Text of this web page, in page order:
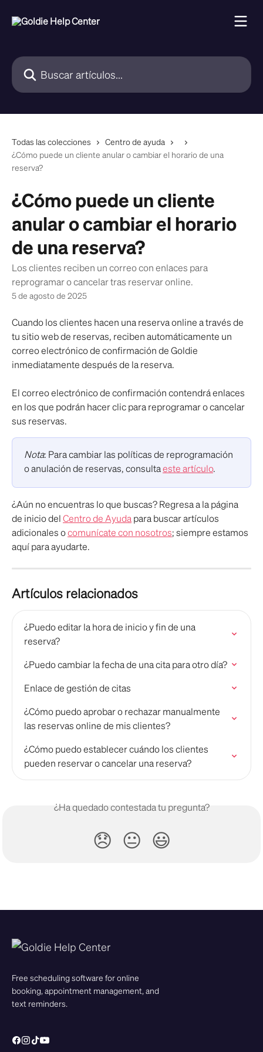
Buscar artículos...
Todas las colecciones
Centro de ayuda
¿Cómo puede un cliente anular o cambiar el horario de una
reserva?
¿Cómo puede un cliente
anular o cambiar el horario
de una reserva?
Los clientes reciben un correo con enlaces para
reprogramar o cancelar tras reservar online.
5 de agosto de 2025
Cuando los clientes hacen una reserva online a través de
tu sitio web de reservas, reciben automáticamente un
correo electrónico de confirmación de Goldie
inmediatamente después de la reserva.
El correo electrónico de confirmación contendrá enlaces
en los que podrán hacer clic para reprogramar o cancelar
sus reservas.
Nota: Para cambiar las políticas de reprogramación
o anulación de reservas, consulta este artículo.
¿Aún no encuentras lo que buscas? Regresa a la página
de inicio del Centro de Ayuda para buscar artículos
adicionales o comunícate con nosotros; siempre estamos
aquí para ayudarte.
Artículos relacionados
¿Puedo editar la hora de inicio y fin de una
reserva?
¿Puedo cambiar la fecha de una cita para otro día?
Enlace de gestión de citas
¿Cómo puedo aprobar o rechazar manualmente
las reservas online de mis clientes?
¿Cómo puedo establecer cuándo los clientes
pueden reservar o cancelar una reserva?
¿Ha quedado contestada tu pregunta?
😞 😐 😃
Free scheduling software for online
booking, appointment management, and
text reminders.